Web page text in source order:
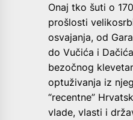
Onaj tko šuti o
prošlosti
osvajanja, od
do Vučića i
bezočnog
optuživanja iz
“recentne”
vlade, vlasti i